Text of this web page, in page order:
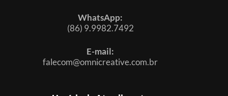
WhatsApp:
(86) 9.9982.7492
E-mail:
falecom@omnicreative.com.br